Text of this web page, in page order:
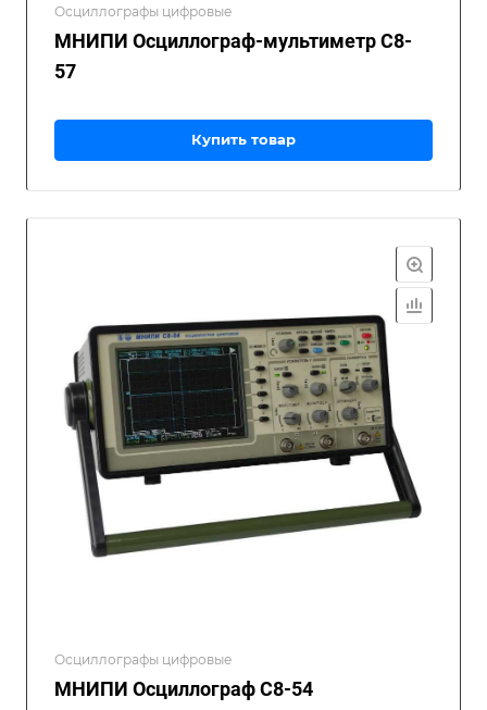
Осциллографы цифровые
МНИПИ Осциллограф-мультиметр С8-
57
Купить товар
Осциллографы цифровые
МНИПИ Осциллограф С8-54